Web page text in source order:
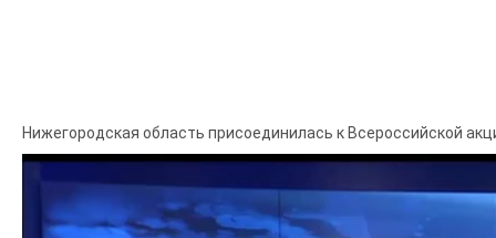
Нижегородская область присоединилась к Всероссийской